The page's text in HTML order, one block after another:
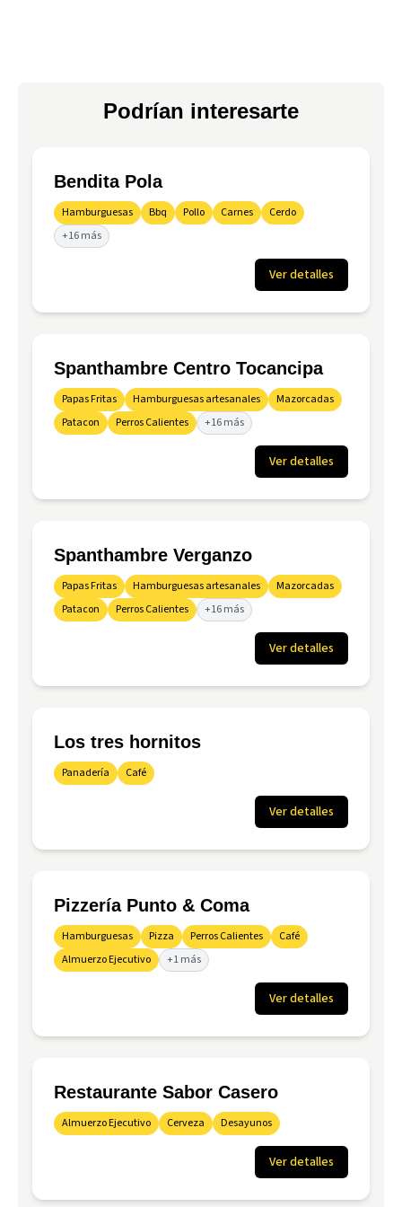
Podrían interesarte
Bendita Pola
Hamburguesas Bbq Pollo Carnes
Cerdo
+16 más
Ver detalles
Spanthambre Centro Tocancipa
Papas Fritas Hamburguesas artesanales
Mazorcadas
Patacon
Perros Calientes +16 más
Ver detalles
Spanthambre Verganzo
Papas Fritas Hamburguesas artesanales
Mazorcadas
Patacon
Perros Calientes +16 más
Ver detalles
Los tres hornitos
Panadería Café
Ver detalles
Pizzería Punto & Coma
Hamburguesas Pizza Perros Calientes
Café
Almuerzo Ejecutivo
+1 más
Ver detalles
Restaurante Sabor Casero
Almuerzo Ejecutivo Cerveza Desayunos
Ver detalles